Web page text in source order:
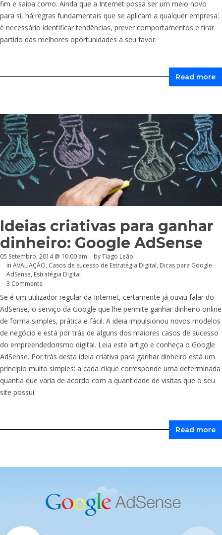
fim e saiba como. Ainda que a Internet possa ser um meio novo
para si, há regras fundamentais que se aplicam a qualquer empresa:
é necessário identificar tendências, prever comportamentos e tirar
partido das melhores oportunidades a seu favor.
Read more
Ideias criativas para ganhar
dinheiro: Google AdSense
05 Setembro, 2014 @ 10:00 am
by Tiago Leão
in AVALIAÇÃO, Casos de sucesso de Estratégia Digital, Dicas para Google
AdSense, Estratégia Digital
3 Comments
Se é um utilizador regular da Internet, certamente já ouviu falar do
AdSense, o serviço da Google que lhe permite ganhar dinheiro online
de forma simples, prática e fácil. A ideia impulsionou novos modelos
de negócio e está por trás de alguns dos maiores casos de sucesso
do empreendedorismo digital. Leia este artigo e conheça o Google
AdSense. Por trás desta ideia criativa para ganhar dinheiro está um
princípio muito simples: a cada clique corresponde uma determinada
quantia que varia de acordo com a quantidade de visitas que o seu
site possui.
Read more